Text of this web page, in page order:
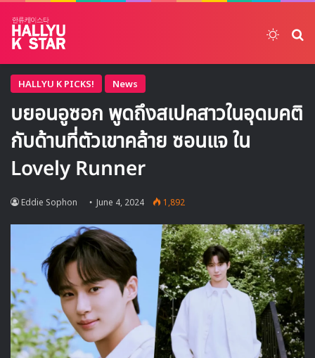
HALLYU K PICKS! News
บยอนอูซอก พูดถึงสเปคสาวในอุดมคติ
กับด้านที่ตัวเขาคล้าย ซอนแจ ใน
Lovely Runner
Eddie Sophon June 4, 2024 1,892